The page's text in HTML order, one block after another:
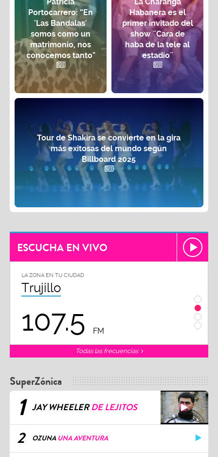
Portocarrero: “En
'Las Bandalas'
somos como un
matrimonio, nos
conocemos tanto"
Habanera es el
primer invitado del
show ¨Cara de
haba de la tele al
estadio¨
Tour de Shakira se convierte en la gira
más exitosas del mundo según
Billboard 2025
ESCUCHA EN VIVO
Todas las frecuencias
SuperZónica
1 JAY WHEELERDE LEJITOS
2 OZUNA UNA AVENTURA